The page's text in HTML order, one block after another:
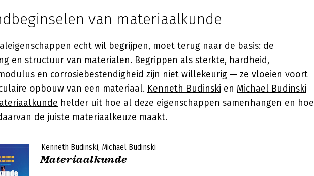
van materiaalkunde
echt wil begrijpen, moet terug naar de basis: de
en structuur van materialen. Begrippen als sterkte, hardheid,
en corrosiebestendigheid zijn niet willekeurig — ze vloeien voort
opbouw van een materiaal. Kenneth Budinski en Michael Budinski
helder uit hoe al deze eigenschappen samenhangen en hoe
de juiste materiaalkeuze maakt.
Kenneth Budinski Michael Budinski
Materiaalkunde